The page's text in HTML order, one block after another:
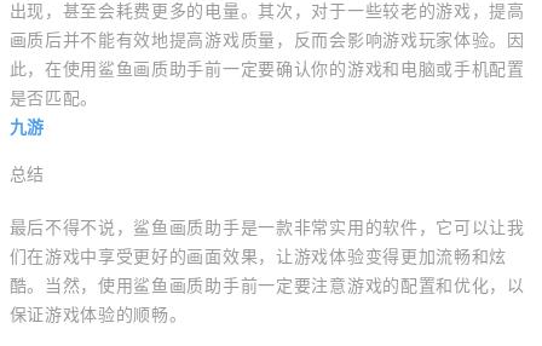
出现，甚至会耗费更多的电量。其次，对于一些较老的游戏，提高
画质后并不能有效地提高游戏质量，反而会影响游戏玩家体验。因
此，在使用鲨鱼画质助手前一定要确认你的游戏和电脑或手机配置
是否匹配。
九游
总结
最后不得不说，鲨鱼画质助手是一款非常实用的软件，它可以让我
们在游戏中享受更好的画面效果，让游戏体验变得更加流畅和炫
酷。当然，使用鲨鱼画质助手前一定要注意游戏的配置和优化，以
保证游戏体验的顺畅。